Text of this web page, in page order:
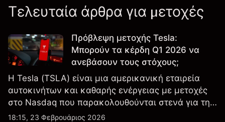
Τελευταία άρθρα για μετοχές
Πρόβλεψη μετοχής Tesla:
Μπορούν τα κέρδη Q1 2026 να
ανεβάσουν τους στόχους;
Η Tesla (TSLA) είναι μια αμερικανική εταιρεία
αυτοκινήτων και καθαρής ενέργειας με μετοχές
στο Nasdaq που παρακολουθούνται στενά για την
απόδοση κερδών, τα δεδομένα παραδόσεων και
18:15, 23 Φεβρουάριος 2026